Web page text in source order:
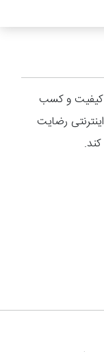
کیفیت و کسب
رضایت